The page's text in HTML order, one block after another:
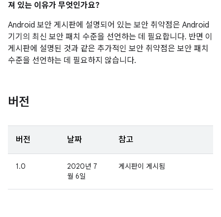
져 있는 이유가 무엇인가요?
Android 보안 게시판에 설명되어 있는 보안 취약점은 Android
기기의 최신 보안 패치 수준을 선언하는 데 필요합니다. 반면 이
게시판에 설명된 것과 같은 추가적인 보안 취약점은 보안 패치
수준을 선언하는 데 필요하지 않습니다.
버전
버전 날짜 참고
1.0
2020년 7
월 6일
게시판이 게시됨